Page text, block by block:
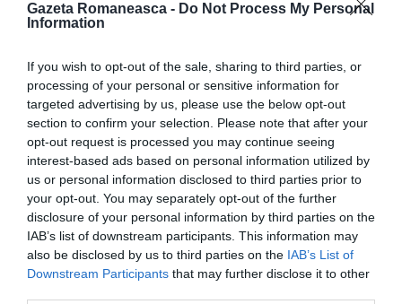
Gazeta Romaneasca - Do Not Process My Personal
Information
If you wish to opt-out of the sale, sharing to third parties, or
processing of your personal or sensitive information for
targeted advertising by us, please use the below opt-out
section to confirm your selection. Please note that after your
opt-out request is processed you may continue seeing
interest-based ads based on personal information utilized by
us or personal information disclosed to third parties prior to
your opt-out. You may separately opt-out of the further
disclosure of your personal information by third parties on the
IAB’s list of downstream participants. This information may
also be disclosed by us to third parties on the IAB’s List of
Downstream Participants that may further disclose it to other